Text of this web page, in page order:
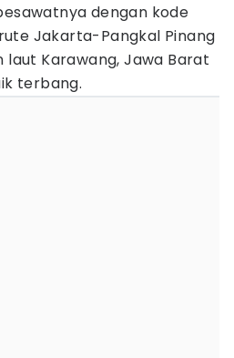
dengan kode
Jakarta-Pangkal Pinang
Karawang, Jawa Barat
terbang.